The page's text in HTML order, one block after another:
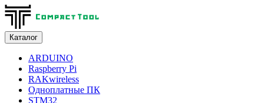
Каталог
ARDUINO
Raspberry Pi
RAKwireless
Одноплатные ПК
STM32